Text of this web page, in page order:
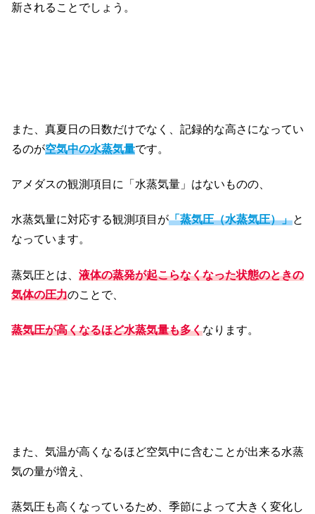
新されることでしょう。
また、真夏日の日数だけでなく、記録的な高さになってい
るのが空気中の水蒸気量です。
アメダスの観測項目に「水蒸気量」はないものの、
水蒸気量に対応する観測項目が「蒸気圧（水蒸気圧）」と
なっています。
蒸気圧とは、 液体の蒸発が起こらなくなった状態のときの
気体の圧力のことで、
蒸気圧が高くなるほど水蒸気量も多くなります。
また、気温が高くなるほど空気中に含むことが出来る水蒸
気の量が増え、
蒸気圧も高くなっているため、季節によって大きく変化し